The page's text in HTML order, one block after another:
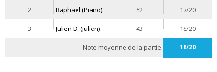
2 Raphaël (Piano) 52 17/20
3 Julien D. (julien) 43 18/20
Note moyenne de la partie 18/20